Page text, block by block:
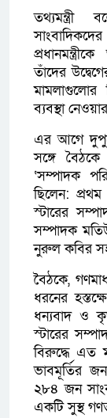
​তথ্যমন্ত্রী
তাঁদের
মামলাগুলোর
ব্যবস্থা
​এর আগে দুপুরে
সঙ্গে
‘সম্পাদক
ছিলেন:
স্টারের
সম্পাদক
নুরুল কবির
​বৈঠকে,
ধরনের
ধন্যবাদ ও
স্টারের
বিরুদ্ধে এত
ভাবমূর্তির
২৮৪ জন
একটি সুস্থ